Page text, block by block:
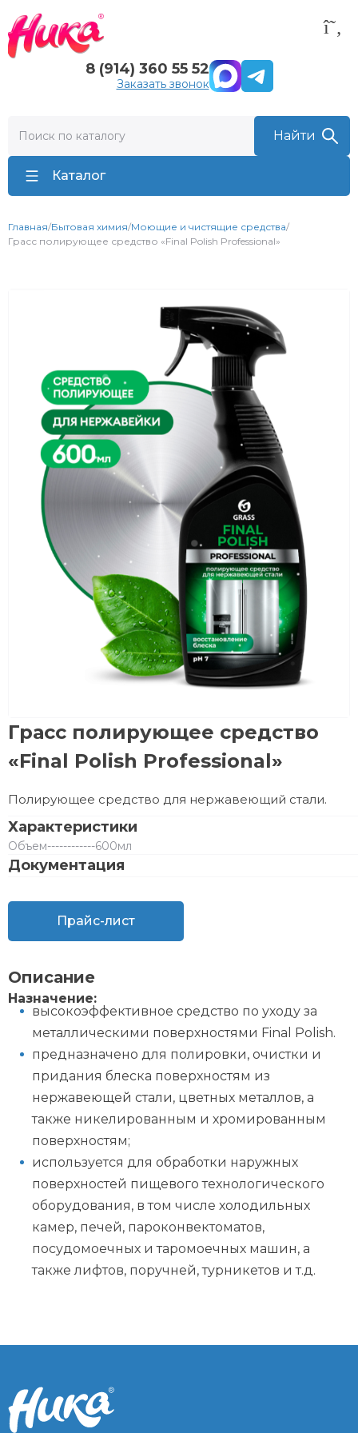
8 (914) 360 55 52
Заказать звонок
Каталог
Главная/Бытовая химия/Моющие и чистящие средства/
Грасс полирующее средство «Final Polish Professional»
Грасс полирующее средство
«Final Polish Professional»
Полирующее средство для нержавеющий стали.
Характеристики
Объем------------600мл
Документация
Прайс-лист
Описание
Назначение:
высокоэффективное средство по уходу за
металлическими поверхностями Final Polish.
предназначено для полировки, очистки и
придания блеска поверхностям из
нержавеющей стали, цветных металлов, а
также никелированным и хромированным
поверхностям;
используется для обработки наружных
поверхностей пищевого технологического
оборудования, в том числе холодильных
камер, печей, пароконвектоматов,
посудомоечных и таромоечных машин, а
также лифтов, поручней, турникетов и т.д.